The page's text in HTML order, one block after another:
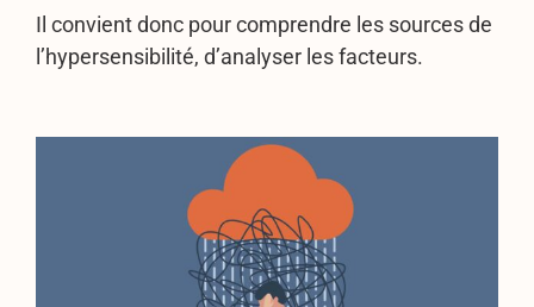
Il convient donc pour comprendre les sources de
l’hypersensibilité, d’analyser les facteurs.